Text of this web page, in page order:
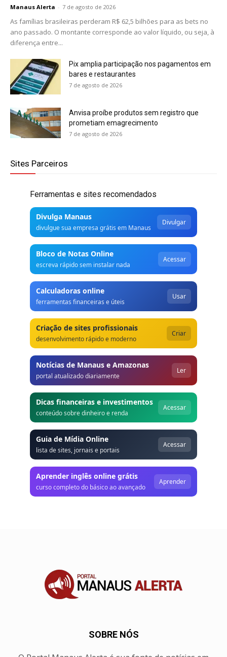
Manaus Alerta - 7 de agosto de 2026
As famílias brasileiras perderam R$ 62,5 bilhões para as bets no
ano passado. O montante corresponde ao valor líquido, ou seja, à
diferença entre...
Pix amplia participação nos pagamentos em
bares e restaurantes
7 de agosto de 2026
Anvisa proíbe produtos sem registro que
prometiam emagrecimento
7 de agosto de 2026
Sites Parceiros
Ferramentas e sites recomendados
Divulga Manaus
divulgue sua empresa grátis em Manaus
Divulgar
Bloco de Notas Online
escreva rápido sem instalar nada
Acessar
Calculadoras online
ferramentas financeiras e úteis
Usar
Criação de sites profissionais
desenvolvimento rápido e moderno
Criar
Notícias de Manaus e Amazonas
portal atualizado diariamente
Ler
Dicas financeiras e investimentos
conteúdo sobre dinheiro e renda
Acessar
Guia de Mídia Online
lista de sites, jornais e portais
Acessar
Aprender inglês online grátis
curso completo do básico ao avançado
Aprender
SOBRE NÓS